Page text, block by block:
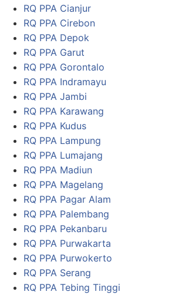
RQ PPA Cianjur
RQ PPA Cirebon
RQ PPA Depok
RQ PPA Garut
RQ PPA Gorontalo
RQ PPA Indramayu
RQ PPA Jambi
RQ PPA Karawang
RQ PPA Kudus
RQ PPA Lampung
RQ PPA Lumajang
RQ PPA Madiun
RQ PPA Magelang
RQ PPA Pagar Alam
RQ PPA Palembang
RQ PPA Pekanbaru
RQ PPA Purwakarta
RQ PPA Purwokerto
RQ PPA Serang
RQ PPA Tebing Tinggi